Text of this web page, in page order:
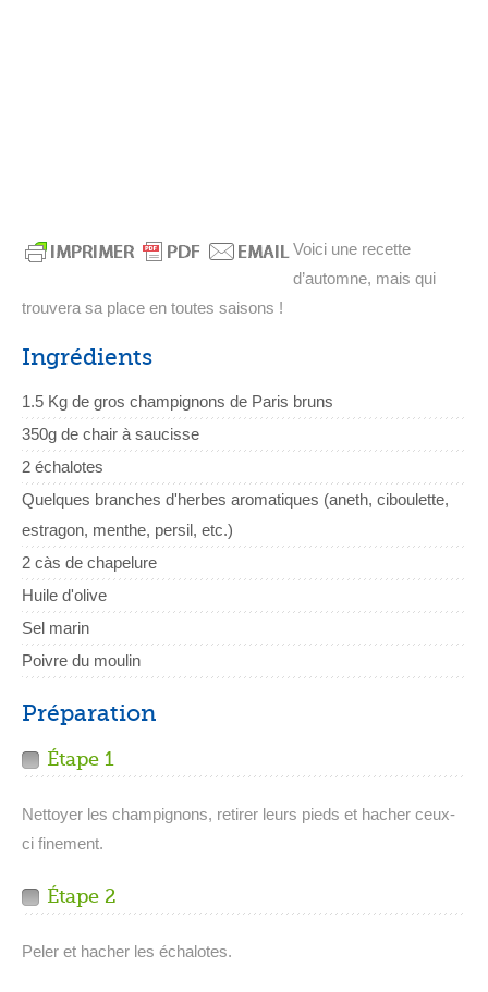
Voici une recette
d’automne, mais qui
trouvera sa place en toutes saisons !
Ingrédients
1.5 Kg de gros champignons de Paris bruns
350g de chair à saucisse
2 échalotes
Quelques branches d'herbes aromatiques (aneth, ciboulette,
estragon, menthe, persil, etc.)
2 càs de chapelure
Huile d'olive
Sel marin
Poivre du moulin
Préparation
Étape 1
Nettoyer les champignons, retirer leurs pieds et hacher ceux-
ci finement.
Étape 2
Peler et hacher les échalotes.